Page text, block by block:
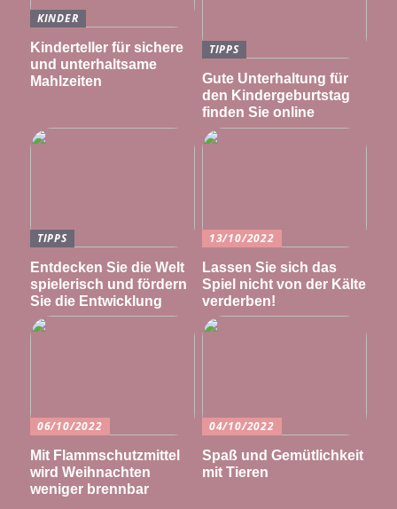
KINDER
Kinderteller für sichere
und unterhaltsame
Mahlzeiten
TIPPS
Gute Unterhaltung für
den Kindergeburtstag
finden Sie online
TIPPS
Entdecken Sie die Welt
spielerisch und fördern
Sie die Entwicklung
13/10/2022
Lassen Sie sich das
Spiel nicht von der Kälte
verderben!
06/10/2022
Mit Flammschutzmittel
wird Weihnachten
weniger brennbar
04/10/2022
Spaß und Gemütlichkeit
mit Tieren